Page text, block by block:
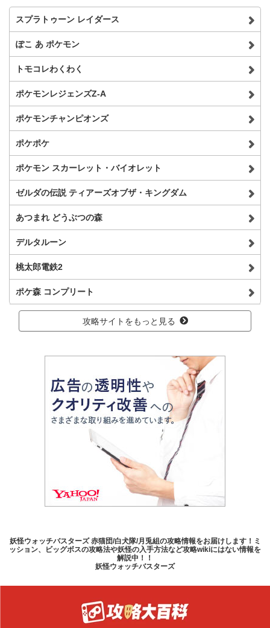
スプラトゥーン レイダース
ぽこ あ ポケモン
トモコレわくわく
ポケモンレジェンズZ-A
ポケモンチャンピオンズ
ポケポケ
ポケモン スカーレット・バイオレット
ゼルダの伝説 ティアーズオブザ・キングダム
あつまれ どうぶつの森
デルタルーン
桃太郎電鉄2
ポケ森 コンプリート
攻略サイトをもっと見る
妖怪ウォッチバスターズ 赤猫団/白犬隊/月兎組の攻略情報をお届けします！ミ
ッション、ビッグボスの攻略法や妖怪の入手方法など攻略wikiにはない情報を
解説中！！
妖怪ウォッチバスターズ